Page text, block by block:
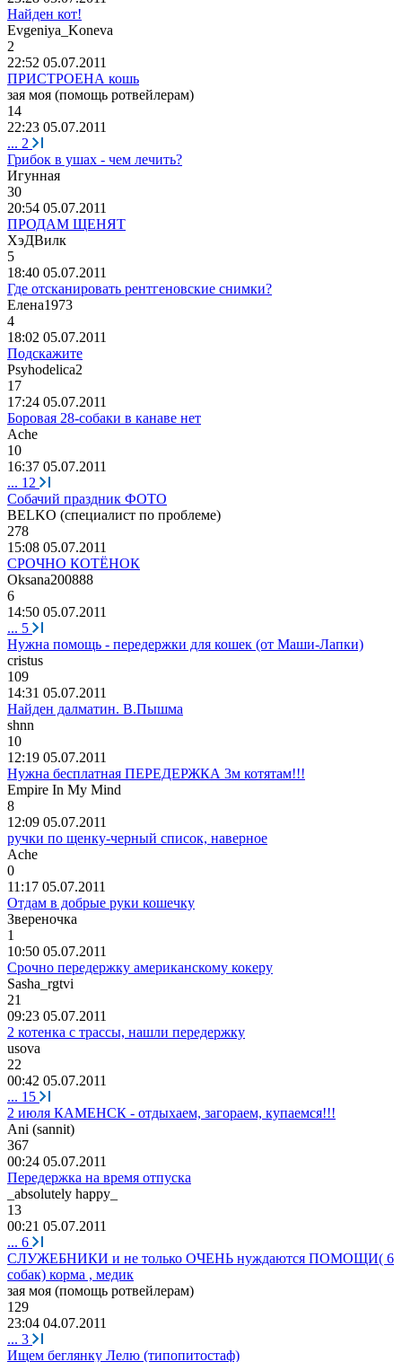
Найден кот!
Evgeniya_Koneva
2
22:52 05.07.2011
ПРИСТРОЕНА кошь
зая моя (помощь ротвейлерам)
14
22:23 05.07.2011
... 2
Грибок в ушах - чем лечить?
Игунная
30
20:54 05.07.2011
ПРОДАМ ЩЕНЯТ
ХэДВилк
5
18:40 05.07.2011
Где отсканировать рентгеновские снимки?
Елена1973
4
18:02 05.07.2011
Подскажите
Psyhodelica2
17
17:24 05.07.2011
Боровая 28-собаки в канаве нет
Ache
10
16:37 05.07.2011
... 12
Собачий праздник ФОТО
BELKO (специалист по проблеме)
278
15:08 05.07.2011
СРОЧНО КОТЁНОК
Oksana200888
6
14:50 05.07.2011
... 5
Нужна помощь - передержки для кошек (от Маши-Лапки)
cristus
109
14:31 05.07.2011
Найден далматин. В.Пышма
shnn
10
12:19 05.07.2011
Нужна бесплатная ПЕРЕДЕРЖКА 3м котятам!!!
Empire In My Mind
8
12:09 05.07.2011
ручки по щенку-черный список, наверное
Ache
0
11:17 05.07.2011
Отдам в добрые руки кошечку
Звереночка
1
10:50 05.07.2011
Срочно передержку американскому кокеру
Sasha_rgtvi
21
09:23 05.07.2011
2 котенка с трассы, нашли передержку
usova
22
00:42 05.07.2011
... 15
2 июля КАМЕНСК - отдыхаем, загораем, купаемся!!!
Аni (sannit)
367
00:24 05.07.2011
Передержка на время отпуска
_absolutely happy_
13
00:21 05.07.2011
... 6
СЛУЖЕБНИКИ и не только ОЧЕНЬ нуждаются ПОМОЩИ( 6
собак) корма , медик
зая моя (помощь ротвейлерам)
129
23:04 04.07.2011
... 3
Ищем беглянку Лелю (типопитостаф)